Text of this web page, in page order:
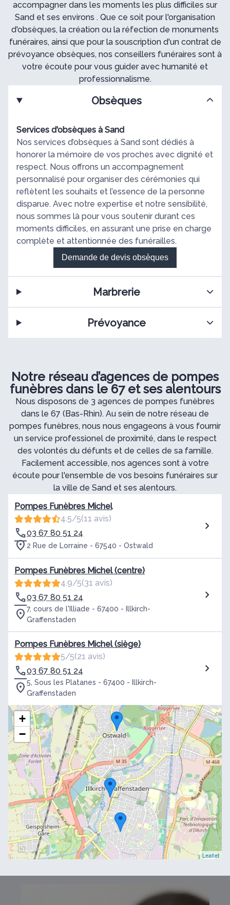
accompagner dans les moments les plus difficiles sur
Sand et ses environs . Que ce soit pour l'organisation
d'obsèques, la création ou la réfection de monuments
funéraires, ainsi que pour la souscription d'un contrat de
prévoyance obsèques, nos conseillers funéraires sont à
votre écoute pour vous guider avec humanité et
professionnalisme.
Obsèques
Services d'obsèques à Sand
Nos services d’obsèques à Sand sont dédiés à
honorer la mémoire de vos proches avec dignité et
respect. Nous offrons un accompagnement
personnalisé pour organiser des cérémonies qui
reflètent les souhaits et l’essence de la personne
disparue. Avec notre expertise et notre sensibilité,
nous sommes là pour vous soutenir durant ces
moments difficiles, en assurant une prise en charge
complète et attentionnée des funérailles.
Demande de devis obsèques
Marbrerie
Prévoyance
Notre réseau d’agences de pompes
funèbres dans le 67 et ses alentours
Nous disposons de 3 agences de pompes funèbres
dans le 67 (Bas-Rhin). Au sein de notre réseau de
pompes funèbres, nous nous engageons à vous fournir
un service professionel de proximité, dans le respect
des volontés du défunts et de celles de sa famille.
Facilement accessible, nos agences sont à votre
écoute pour l'ensemble de vos besoins funéraires sur
la ville de Sand et ses alentours.
Pompes Funèbres Michel
4.5/5(11 avis)
03 67 80 51 24
2 Rue de Lorraine - 67540 - Ostwald
Pompes Funèbres Michel (centre)
4.9/5(31 avis)
03 67 80 51 24
7, cours de l'Illiade - 67400 - Illkirch-
Graffenstaden
Pompes Funèbres Michel (siège)
5/5(21 avis)
03 67 80 51 24
5, Sous les Platanes - 67400 - Illkirch-
Graffenstaden
+
−
Leaflet